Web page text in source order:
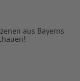
aus Bayerns